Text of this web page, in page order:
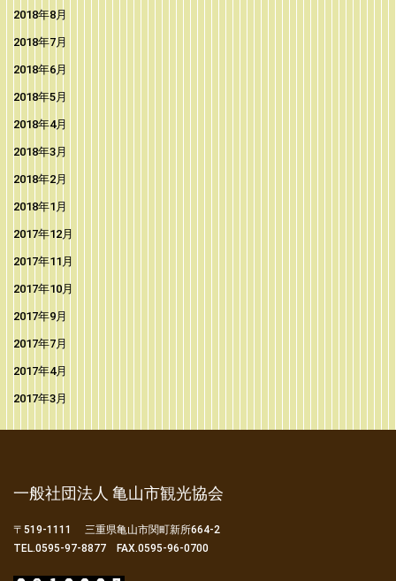
2018年8月
2018年7月
2018年6月
2018年5月
2018年4月
2018年3月
2018年2月
2018年1月
2017年12月
2017年11月
2017年10月
2017年9月
2017年7月
2017年4月
2017年3月
一般社団法人 亀山市観光協会
〒519-1111 三重県亀山市関町新所664-2
TEL.0595-97-8877 FAX.0595-96-0700